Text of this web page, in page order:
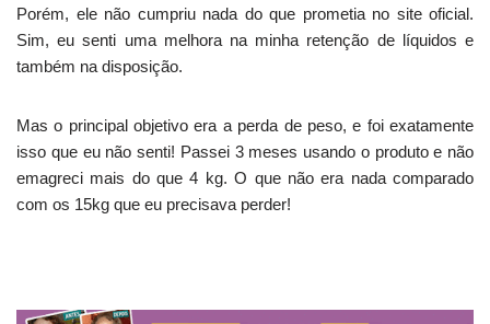
Porém, ele não cumpriu nada do que prometia no site oficial.
Sim, eu senti uma melhora na minha retenção de líquidos e
também na disposição.
Mas o principal objetivo era a perda de peso, e foi exatamente
isso que eu não senti! Passei 3 meses usando o produto e não
emagreci mais do que 4 kg. O que não era nada comparado
com os 15kg que eu precisava perder!